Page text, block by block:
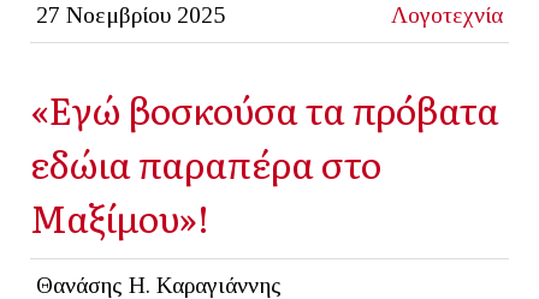
27 Νοεμβρίου 2025 Λογοτεχνία
«Εγώ βοσκούσα τα πρόβατα
εδώια παραπέρα στο
Μαξίμου»!
Θανάσης Η. Καραγιάννης